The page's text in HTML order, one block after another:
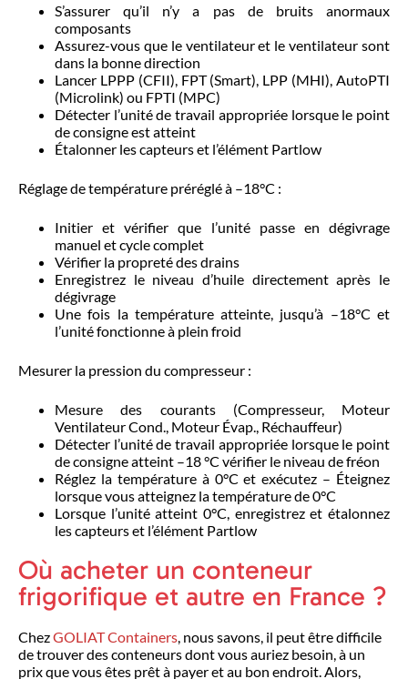
S’assurer qu’il n’y a pas de bruits anormaux
composants
Assurez-vous que le ventilateur et le ventilateur sont
dans la bonne direction
Lancer LPPP (CFII), FPT (Smart), LPP (MHI), AutoPTI
(Microlink) ou FPTI (MPC)
Détecter l’unité de travail appropriée lorsque le point
de consigne est atteint
Étalonner les capteurs et l’élément Partlow
Réglage de température préréglé à –18°C :
Initier et vérifier que l’unité passe en dégivrage
manuel et cycle complet
Vérifier la propreté des drains
Enregistrez le niveau d’huile directement après le
dégivrage
Une fois la température atteinte, jusqu’à –18°C et
l’unité fonctionne à plein froid
Mesurer la pression du compresseur :
Mesure des courants (Compresseur, Moteur
Ventilateur Cond., Moteur Évap., Réchauffeur)
Détecter l’unité de travail appropriée lorsque le point
de consigne atteint –18 °C vérifier le niveau de fréon
Réglez la température à 0°C et exécutez – Éteignez
lorsque vous atteignez la température de 0°C
Lorsque l’unité atteint 0°C, enregistrez et étalonnez
les capteurs et l’élément Partlow
Où acheter un conteneur
frigorifique et autre en France ?
ChezGOLIAT Containers, nous savons, il peut être difficile
de trouver des conteneurs dont vous auriez besoin, à un
prix que vous êtes prêt à payer et au bon endroit. Alors,